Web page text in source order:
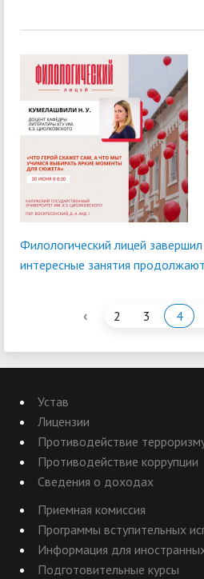
Филологический лицей
интересные занятия
‹ 2 3 4
Устав
Лицензии
Противодействие
Противодействие коррупции
Сведения о доходах
Приемная комиссия
Программы вступительных
Информация для
Подготовительные курсы